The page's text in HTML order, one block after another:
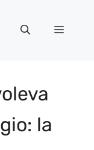
Menu
la